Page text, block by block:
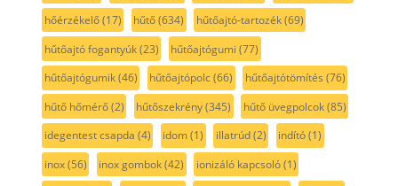
hőérzékelő(17) hűtő(634) hűtőajtó-tartozék(69)
hűtőajtó fogantyúk(23) hűtőajtógumi (77)
hűtőajtógumik(46) hűtőajtópolc(66) hűtőajtótömítés (76)
hűtő hőmérő(2) hűtőszekrény(345) hűtő üvegpolcok(85)
idegentest csapda (4) idom(1) illatrúd(2) indító(1)
inox(56) inox gombok(42) ionizáló kapcsoló(1)